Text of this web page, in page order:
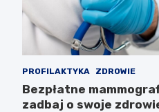
PROFILAKTYKA ZDROWIE
Bezpłatne
zadbaj o swoje